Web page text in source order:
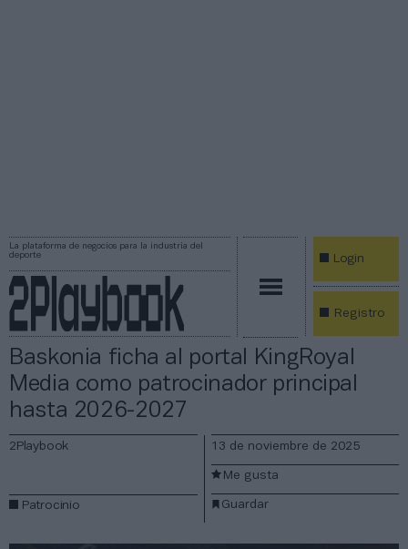
La plataforma de negocios para la industria del
deporte
Login
Registro
Baskonia ficha al portal KingRoyal
Media como patrocinador principal
hasta 2026-2027
2Playbook
Patrocinio
13 de noviembre de 2025
Guardar
Me gusta